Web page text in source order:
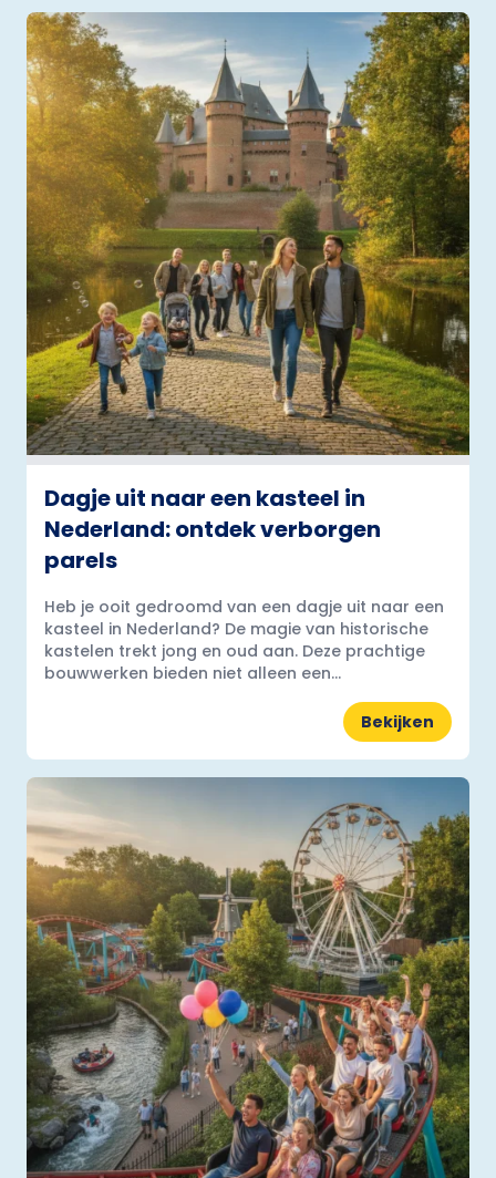
Dagje uit naar een kasteel in
Nederland: ontdek verborgen
parels
Heb je ooit gedroomd van een dagje uit naar een
kasteel in Nederland? De magie van historische
kastelen trekt jong en oud aan. Deze prachtige
bouwwerken bieden niet alleen een...
Bekijken